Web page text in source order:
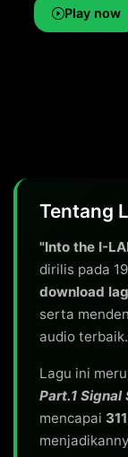
Play now
Tentang
"Into the I-
dirilis pada
download
serta
audio terbaik.
Lagu ini
Part.1 Signal
mencapai 311